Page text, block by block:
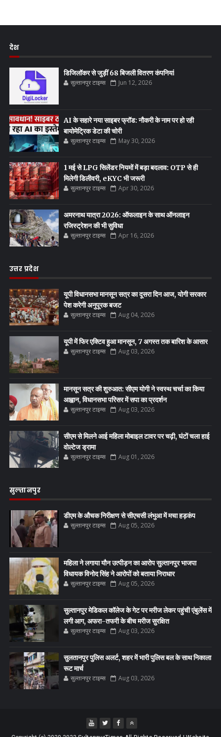
देश
डिजिलॉकर से जुड़ीं 68 बिजली वितरण कंपनियां
सुल्तानपुर टाइम्स Jun 12, 2026
AI के सहारे नया साइबर फ्रॉड: नौकरी के नाम पर हो रही
बायोमेट्रिक डेटा की चोरी
सुल्तानपुर टाइम्स May 30, 2026
1 मई से LPG सिलेंडर नियमों में बड़ा बदलाव: OTP से ही
मिलेगी डिलीवरी, eKYC भी जरूरी
सुल्तानपुर टाइम्स Apr 30, 2026
अमरनाथ यात्रा 2026: ऑफलाइन के साथ ऑनलाइन
रजिस्ट्रेशन की भी सुविधा
सुल्तानपुर टाइम्स Apr 16, 2026
उत्तर प्रदेश
यूपी विधानसभा मानसून सत्र का दूसरा दिन आज, योगी सरकार
पेश करेगी अनुपूरक बजट
सुल्तानपुर टाइम्स Aug 04, 2026
यूपी में फिर एक्टिव हुआ मानसून, 7 अगस्त तक बारिश के आसार
सुल्तानपुर टाइम्स Aug 03, 2026
मानसून सत्र की शुरुआत: सीएम योगी ने स्वस्थ चर्चा का किया
आह्वान, विधानसभा परिसर में सपा का प्रदर्शन
सुल्तानपुर टाइम्स Aug 03, 2026
सीएम से मिलने आई महिला मोबाइल टावर पर चढ़ी, घंटों चला हाई
वोल्टेज ड्रामा
सुल्तानपुर टाइम्स Aug 01, 2026
सुल्तानपुर
डीएम के औचक निरीक्षण से सीएचसी लंभुआ में मचा हड़कंप
सुल्तानपुर टाइम्स Aug 05, 2026
महिला ने लगाया यौन उत्पीड़न का आरोप सुल्तानपुर भाजपा
विधायक विनोद सिंह ने आरोपों को बताया निराधार
सुल्तानपुर टाइम्स Aug 05, 2026
सुल्तानपुर मेडिकल कॉलेज के गेट पर मरीज लेकर पहुंची एंबुलेंस में
लगी आग, अफरा-तफरी के बीच मरीज सुरक्षित
सुल्तानपुर टाइम्स Aug 03, 2026
सुलतानपुर पुलिस अलर्ट, शहर में भारी पुलिस बल के साथ निकाला
रूट मार्च
सुल्तानपुर टाइम्स Aug 03, 2026